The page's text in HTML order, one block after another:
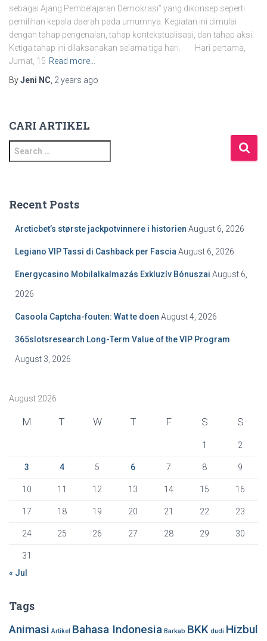
sebagai Ajang Pembelajaran Demokrasi” yang dikonsep seperti
pemilihan kepala daerah pada umumnya. Kegiatan ini dimulai
dengan tahap pengenalan, tahap kontekstualisasi, dan tahap aksi.
Ketiga tahap ini dilaksanakan selama tiga hari. Hari pertama,
Jumat, 15 Read more…
ByJeni NC 2 years ago
CARI ARTIKEL
e
c
Recent Posts
Arcticbet’s største jackpotvinnere i historien August 6, 2026
Legiano VIP Tassi di Cashback per Fascia August 6, 2026
Energycasino Mobilalkalmazás Exkluzív Bónuszai August 6,
2026
Casoola Captcha-fouten: Wat te doen August 4, 2026
365slotsresearch Long-Term Value of the VIP Program
August 3, 2026
August 2026
M T W T F S S
1 2
3 4 5 6 7 8 9
10 11 12 13 14 15 16
17 18 19 20 21 22 23
24 25 26 27 28 29 30
31
« Jul
Tags
Animasi Artikel Bahasa Indonesia Barkab BKK dudi Hizbul